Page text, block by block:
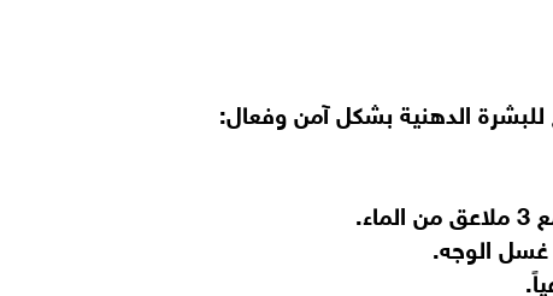
الدهنية بشكل آمن وفعال:
غسل الوجه.